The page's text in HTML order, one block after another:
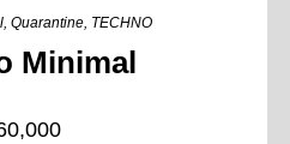
, Quarantine, TECHNO
Minimal